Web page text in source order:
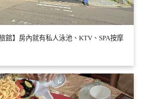
館】房內就有私人泳池、KTV、SPA按摩